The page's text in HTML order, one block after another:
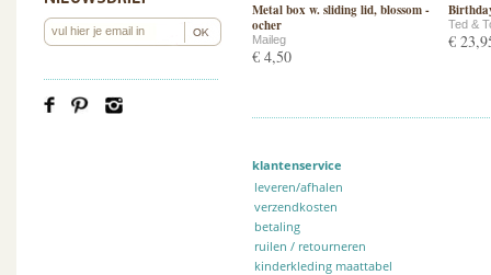
Metal box w. sliding lid, blossom -
ocher
Maileg
€ 4,50
Ted &
€
klantenservice
leveren/afhalen
verzendkosten
betaling
ruilen / retourneren
kinderkleding maattabel